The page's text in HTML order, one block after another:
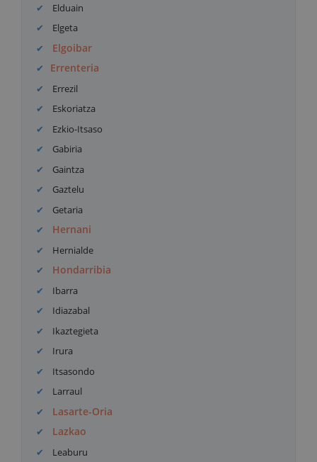
Elduain
Elgeta
Elgoibar
Errenteria
Errezil
Eskoriatza
Ezkio-Itsaso
Gabiria
Gaintza
Gaztelu
Getaria
Hernani
Hernialde
Hondarribia
Ibarra
Idiazabal
Ikaztegieta
Irura
Itsasondo
Larraul
Lasarte-Oria
Lazkao
Leaburu